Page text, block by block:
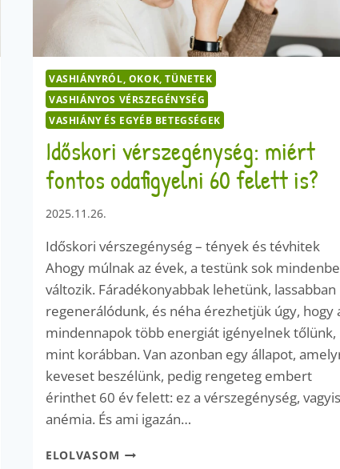
VASHIÁNYRÓL, OKOK, TÜNETEK
VASHIÁNYOS VÉRSZEGÉNYSÉG
VASHIÁNY ÉS EGYÉB BETEGSÉGEK
Időskori vérszegénység: miért
fontos odafigyelni 60 felett is?
2025.11.26.
Időskori vérszegénység – tények és tévhitek
Ahogy múlnak az évek, a testünk sok
változik. Fáradékonyabbak lehetünk, lassabban
regenerálódunk, és néha érezhetjük úgy, hogy
mindennapok több energiát igényelnek tőlünk,
mint korábban. Van azonban egy állapot,
keveset beszélünk, pedig rengeteg embert
érinthet 60 év felett: ez a vérszegénység,
anémia. És ami igazán…
ELOLVASOM IDŐSKORI